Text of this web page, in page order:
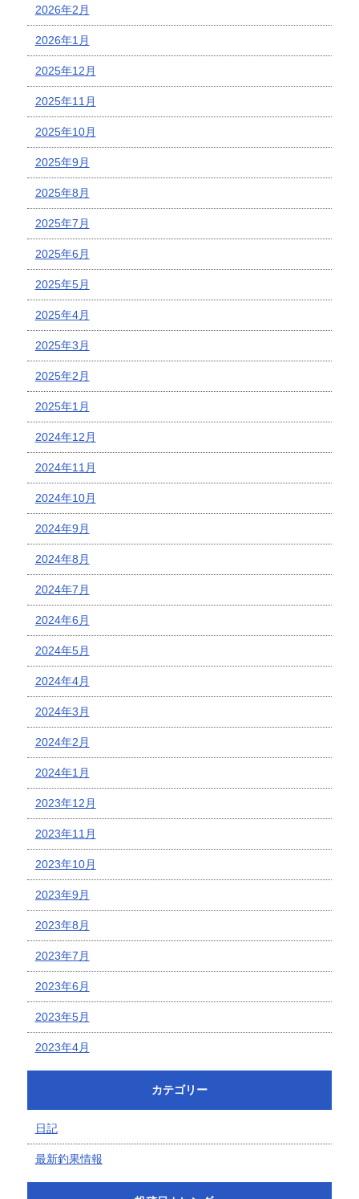
2026年2月
2026年1月
2025年12月
2025年11月
2025年10月
2025年9月
2025年8月
2025年7月
2025年6月
2025年5月
2025年4月
2025年3月
2025年2月
2025年1月
2024年12月
2024年11月
2024年10月
2024年9月
2024年8月
2024年7月
2024年6月
2024年5月
2024年4月
2024年3月
2024年2月
2024年1月
2023年12月
2023年11月
2023年10月
2023年9月
2023年8月
2023年7月
2023年6月
2023年5月
2023年4月
カテゴリー
日記
最新釣果情報